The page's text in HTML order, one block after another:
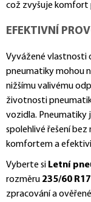
což zvyšuje komfort
EFEKTIVNÍ
Vyvážené vlastnosti
pneumatiky mohou
nižšímu valivému
životnosti
vozidla. Pneumatiky
spolehlivé řešení
komfortem a
Vyberte si Letní
rozměru 235/60 R17
zpracování a